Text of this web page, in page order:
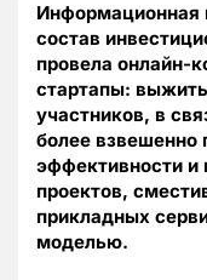
Информационная
состав
провела онлайн-
стартапы:
участников, в
более взвешенно
эффективности и
проектов,
прикладных
моделью.